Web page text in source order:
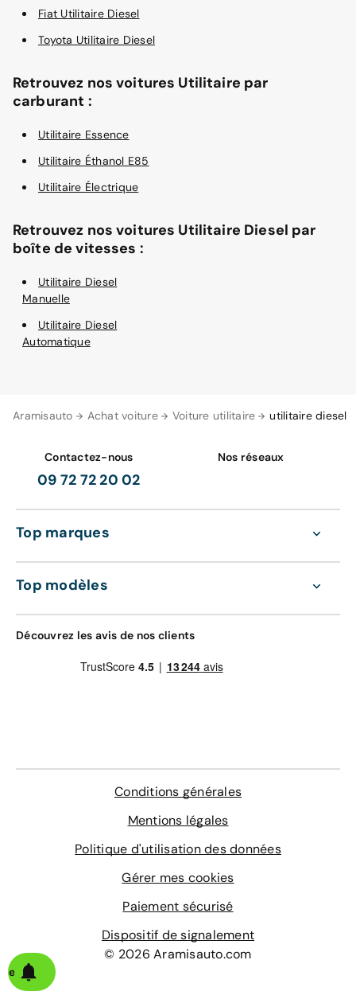
Aramisauto Achat voiture Voiture utilitaire utilitaire diesel
Fiat Utilitaire Diesel
Toyota Utilitaire Diesel
Retrouvez nos voitures Utilitaire par
carburant :
Utilitaire Essence
Utilitaire Éthanol E85
Utilitaire Électrique
Retrouvez nos voitures Utilitaire Diesel par
boîte de vitesses :
Utilitaire Diesel
Manuelle
Utilitaire Diesel
Automatique
Contactez-nous
09 72 72 20 02
Nos réseaux
Top marques
Top modèles
Découvrez les avis de nos clients
Conditions générales
Mentions légales
Politique d'utilisation des données
Gérer mes cookies
Paiement sécurisé
Dispositif de signalement
© 2026 Aramisauto.com